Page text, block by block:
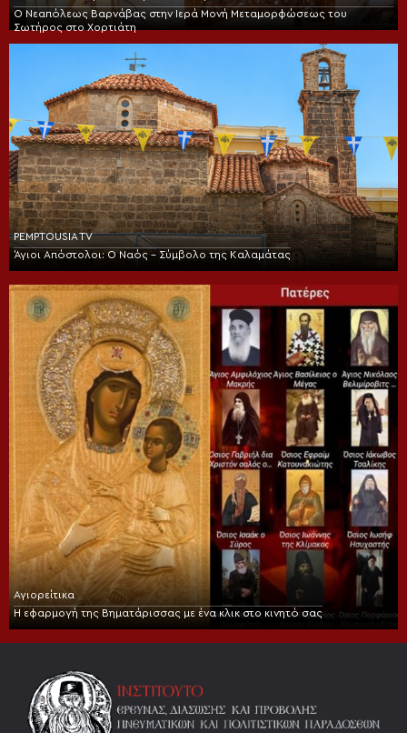
Ο Νεαπόλεως Βαρνάβας στην Ιερά Μονή Μεταμορφώσεως του
Σωτήρος στο Χορτιάτη
PEMPTOUSIA TV
Άγιοι Απόστολοι: Ο Ναός – Σύμβολο της Καλαμάτας
Αγιορείτικα
Η εφαρμογή της Βηματάρισσας με ένα κλικ στο κινητό σας